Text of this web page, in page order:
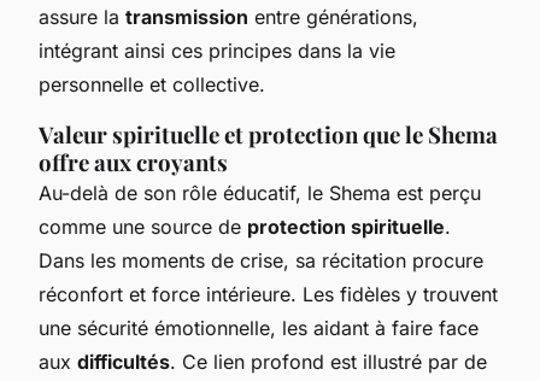
assure la transmission entre générations,
intégrant ainsi ces principes dans la vie
personnelle et collective.
Valeur spirituelle et protection que le Shema
offre aux croyants
Au-delà de son rôle éducatif, le Shema est perçu
comme une source de protection spirituelle.
Dans les moments de crise, sa récitation procure
réconfort et force intérieure. Les fidèles y trouvent
une sécurité émotionnelle, les aidant à faire face
aux difficultés. Ce lien profond est illustré par de